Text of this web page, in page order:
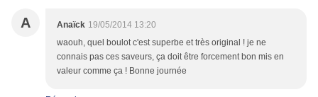
A Anaïck 19/05/2014 13:20
waouh, quel boulot c'est superbe et très original ! je ne
connais pas ces saveurs, ça doit être forcement bon mis en
valeur comme ça ! Bonne journée